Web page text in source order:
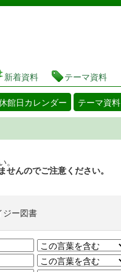
検索・予約システム
新着資料 テーマ資料
館日カレンダー テーマ資料
。
んのでご注意ください。
ジー図書